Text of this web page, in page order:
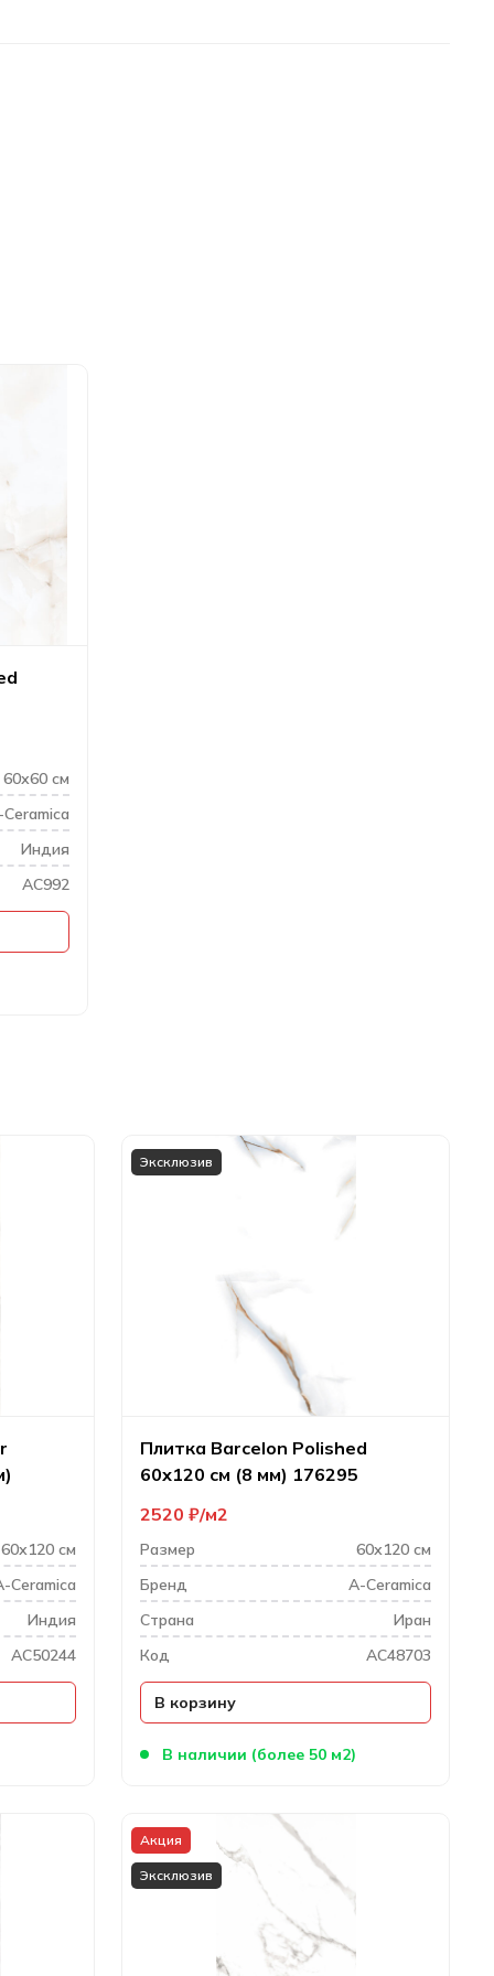
60х60 см
Индия
AC992
60х120 см
Ceramica
Индия
AC50244
Эксклюзив
Плитка Barcelon Polished
60х120 см (8 мм) 176295
В наличии (более 50 м2)
2520 ₽ м2
Размер
60х120 см
Бренд
A-Ceramica
Cтрана
Иран
Код
AC48703
В корзину
Акция
Эксклюзив